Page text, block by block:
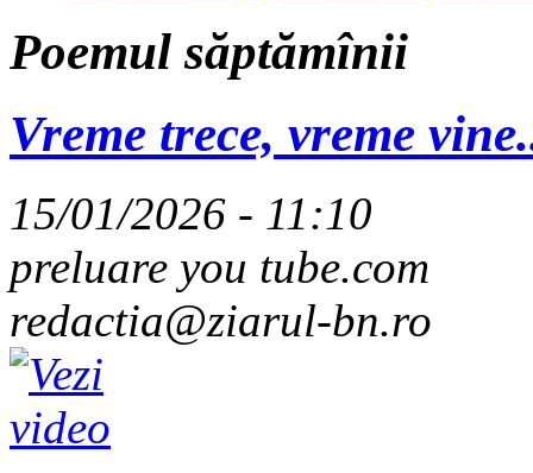
Poemul săptămînii
Vreme trece, vreme
15/01/2026 - 11:10
preluare you tube.com
redactia@ziarul-bn.ro